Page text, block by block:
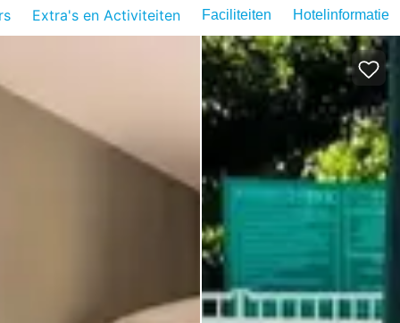
Extra's en Activiteiten Faciliteiten Hotelinformatie